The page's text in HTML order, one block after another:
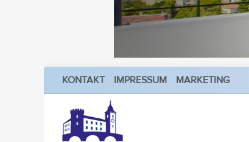
KONTAKT IMPRESSUM MARKETING